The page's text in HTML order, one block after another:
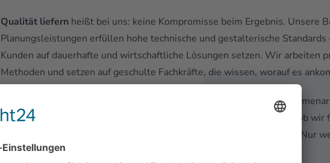
Qualität liefern heißt bei uns: keine Kompromisse beim Ergebnis. Unsere
Planungsleistungen erfüllen hohe technische und gestalterische
Kunden auf dauerhafte und wirtschaftliche Lösungen setzen. Wir arbeiten
Methoden und setzen auf geschulte Fachkräfte, die wissen, worauf es
ist der Schlüssel zur partnerschaftlichen
und nachvollziehbare Abläufe sind für uns selbstverständlich – egal, ob
Unternehmen oder private Bauherren tätig sind. Wir sind überzeugt: Nur
Vertrauen – und langfristige Partnerschaften.